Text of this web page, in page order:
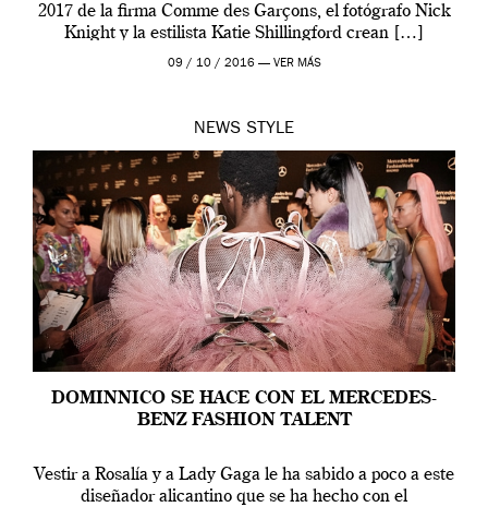
2017 de la firma Comme des Garçons, el fotógrafo Nick
Knight y la estilista Katie Shillingford crean […]
09 / 10 / 2016 — VER MÁS
NEWS STYLE
DOMINNICO SE HACE CON EL MERCEDES-
BENZ FASHION TALENT
Vestir a Rosalía y a Lady Gaga le ha sabido a poco a este
diseñador alicantino que se ha hecho con el